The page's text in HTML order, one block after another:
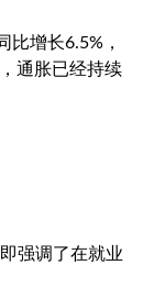
比增长6.5%，
通胀已经持续
强调了在就业